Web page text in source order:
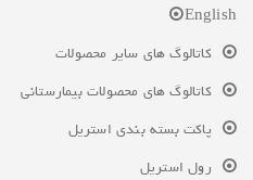
English
کاتالوگ های سایر محصولات
کاتالوگ های محصولات بیمارستانی
پاکت بسته بندی استریل
رول استریل